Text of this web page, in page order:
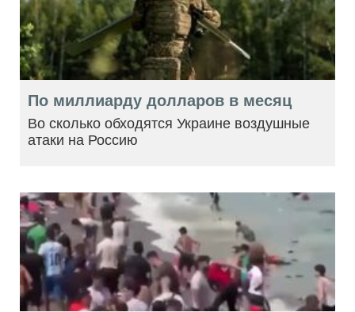
По миллиарду долларов в месяц
Во сколько обходятся Украине воздушные
атаки на Россию